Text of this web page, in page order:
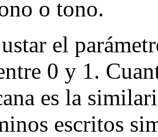
o tono.
el
0 y 1.
es la
escritos